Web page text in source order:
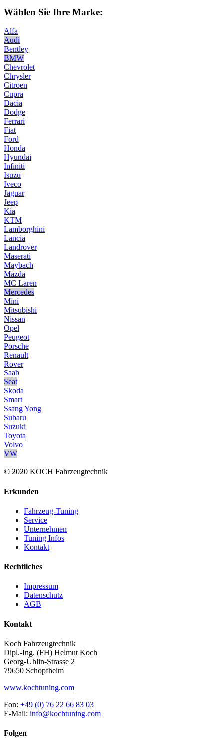
Wählen Sie Ihre Marke:
Alfa
Audi
Bentley
BMW
Chevrolet
Chrysler
Citroen
Cupra
Dacia
Dodge
Ferrari
Fiat
Ford
Honda
Hyundai
Infiniti
Isuzu
Iveco
Jaguar
Jeep
Kia
KTM
Lamborghini
Lancia
Landrover
Maserati
Maybach
Mazda
MC Laren
Mercedes
Mini
Mitsubishi
Nissan
Opel
Peugeot
Porsche
Renault
Rover
Saab
Seat
Skoda
Smart
Ssang Yong
Subaru
Suzuki
Toyota
Volvo
VW
© 2020 KOCH Fahrzeugtechnik
Erkunden
Fahrzeug-Tuning
Service
Unternehmen
Tuning Infos
Kontakt
Rechtliches
Impressum
Datenschutz
AGB
Kontakt
Koch Fahrzeugtechnik
Dipl.-Ing. (FH) Helmut Koch
Georg-Ühlin-Strasse 2
79650 Schopfheim
www.kochtuning.com
Fon: +49 (0) 76 22 66 83 03
E-Mail: info@kochtuning.com
Folgen